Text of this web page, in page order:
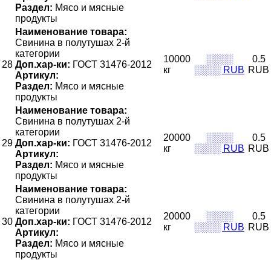
Раздел: Мясо и мясные
продукты
28
Наименование товара:
Свинина в полутушах 2-й
категории
Доп.хар-ки: ГОСТ 31476-2012
Артикул:
Раздел: Мясо и мясные
продукты
10000
кг
░░░░
░░░░ RUB
0.5
RUB
29
Наименование товара:
Свинина в полутушах 2-й
категории
Доп.хар-ки: ГОСТ 31476-2012
Артикул:
Раздел: Мясо и мясные
продукты
20000
кг
░░░░
░░░░ RUB
0.5
RUB
30
Наименование товара:
Свинина в полутушах 2-й
категории
Доп.хар-ки: ГОСТ 31476-2012
Артикул:
Раздел: Мясо и мясные
продукты
20000
кг
░░░░
░░░░ RUB
0.5
RUB